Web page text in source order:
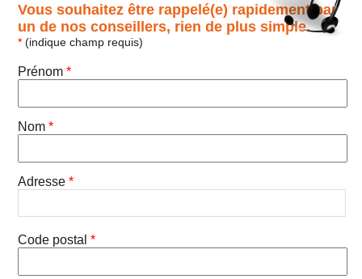
Vous souhaitez être rappelé(e) rapidement par
un de nos conseillers, rien de plus simple.
* (indique champ requis)
Prénom*
Nom*
Adresse*
Code postal*